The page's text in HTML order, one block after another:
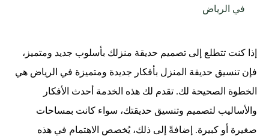
في الرياض
إذا كنت تتطلع إلى تصميم حديقة منزلك بأسلوب جديد ومتميز،
فإن تنسيق حديقة المنزل بأفكار جديدة ومتميزة في الرياض هي
الخطوة الصحيحة لك. تقدم لك هذه الخدمة أحدث الأفكار
والأساليب لتصميم وتنسيق حديقتك، سواء كانت بمساحات
صغيرة أو كبيرة. إضافةً إلى ذلك، يُخصص الاهتمام في هذه